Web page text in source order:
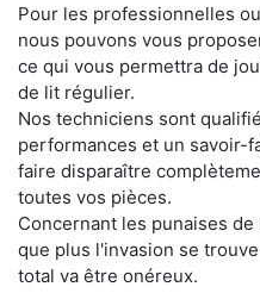
Pour les professionnelles
nous pouvons vous
ce qui vous permettra de
de lit régulier.
Nos techniciens sont
performances et un savoir-
faire disparaître
toutes vos pièces.
Concernant les punaises
que plus l'invasion se
total va être onéreux.